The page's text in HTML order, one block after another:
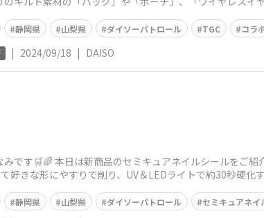
静岡県 山梨県 ダイソーパトロール TGC コラ
| 2024/09/18 | DAISO
です🛒🌈 本日は新商品のセミキュアネイルシールをご
好きな形にやすりで削り、UV＆LEDライトで約30秒硬化
静岡県 山梨県 ダイソーパトロール セミキュアネイ